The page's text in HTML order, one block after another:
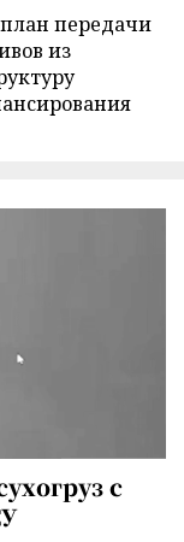
передачи
из
с